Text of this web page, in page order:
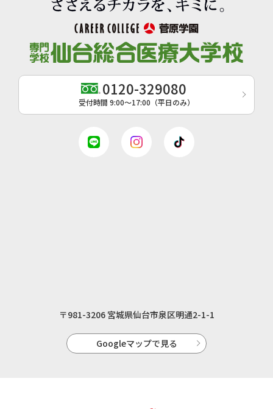
0120-329080
受付時間 9:00〜17:00（平日のみ）
〒981-3206 宮城県仙台市泉区明通2-1-1
Googleマップで見る